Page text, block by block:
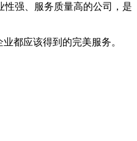
强、服务质量高的公司，是
都应该得到的完美服务。